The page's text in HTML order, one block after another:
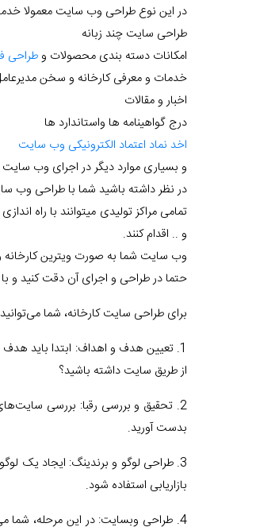
در این نوع طراحی وب سایت معمولا
طراحی سایت چند زبانه
امکانات دسته بندی محصولات وطراحی
خدمات و معرفی کارخانه و سخن
اخبار و مقالات
درج گواهینامه ها واستاندارد ها
اخد نماد اعتماد الکترونیکی وب سایت
و بسیاری موارد دیگر در اجرای وب
در نظر داشته باشید شما با طراحی وب
تمامی مراکز تولیدی میتوانند با راه
و .. اقدام کنند.
وب سایت شما به صورت ویترین
حتما در طراحی و اجرای آن دقت کنید و
برای طراحی سایت کارخانه، شما
1. تعیین هدف و اهداف: ابتدا باید
از طریق سایت داشته باشید؟
2. تحقیق و بررسی رقبا: بررسی
بدست آورید.
3. طراحی لوگو و برندینگ: ایجاد یک
بازاریابی استفاده شود.